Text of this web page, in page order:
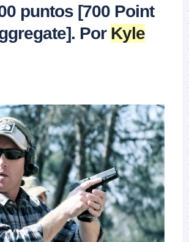
puntos [700 Point
Por Kyle